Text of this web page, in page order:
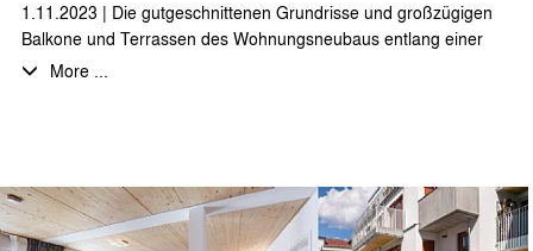
1.11.2023 | Die gutgeschnittenen Grundrisse und großzügigen
Balkone und Terrassen des Wohnungsneubaus entlang einer
Brandwand, sowie der Aufstockung des Vorderhauses werden
belegen.
More ...